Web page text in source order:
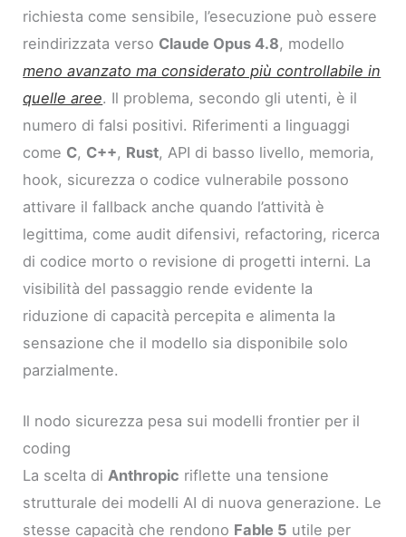
richiesta come sensibile, l’esecuzione può essere
reindirizzata verso Claude Opus 4.8, modello
meno avanzato ma considerato più controllabile in
quelle aree. Il problema, secondo gli utenti, è il
numero di falsi positivi. Riferimenti a linguaggi
come C, C++, Rust, API di basso livello, memoria,
hook, sicurezza o codice vulnerabile possono
attivare il fallback anche quando l’attività è
legittima, come audit difensivi, refactoring, ricerca
di codice morto o revisione di progetti interni. La
visibilità del passaggio rende evidente la
riduzione di capacità percepita e alimenta la
sensazione che il modello sia disponibile solo
parzialmente.
Il nodo sicurezza pesa sui modelli frontier per il
coding
La scelta diAnthropic riflette una tensione
strutturale dei modelli AI di nuova generazione. Le
stesse capacità che rendono Fable 5 utile per